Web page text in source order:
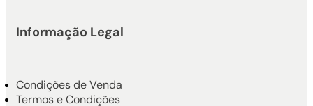
Informação Legal
Condições de Venda
Termos e Condições